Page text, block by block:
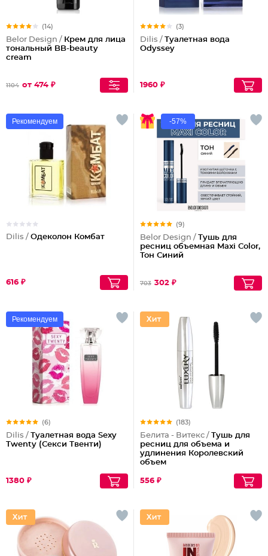
(14)
Belor Design / Крем для лица
тональный BB-beauty
cream
1104 от 474 ₽
(3)
Dilis / Туалетная вода
Odyssey
1960 ₽
Рекомендуем
Dilis / Одеколон Комбат
616 ₽
-57%
(9)
Belor Design / Тушь для
ресниц объемная Maxi Color,
Тон Синий
703 302 ₽
Рекомендуем
(6)
Dilis / Туалетная вода Sexy
Twenty (Секси Твенти)
1380 ₽
(183)
Белита - Витекс / Тушь для
ресниц для объема и
удлинения Королевский
объем
556 ₽